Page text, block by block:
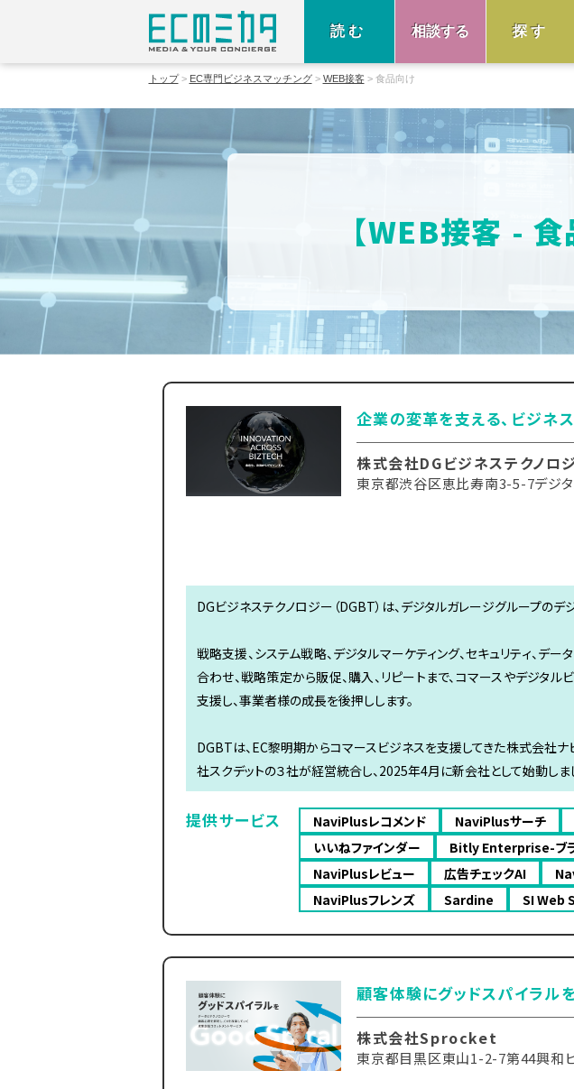
読む 相談する 探す
トップ EC専門ビジネスマッチング WEB接客 食品向け
【WEB接客 -
企業の変革を支える、ビジネ
株式会社DGビジネステクノロ
東京都渋谷区恵比寿南3-5-7デジ
DGビジネステクノロジー（DGBT）は、デジタルガレージグループのデ
戦略支援、システム戦略、デジタルマーケティング、セキュリティ、デ
合わせ、戦略策定から販促、購入、リピートまで、コマースやデジタ
支援し、事業者様の成長を後押しします。
DGBTは、EC黎明期からコマースビジネスを支援してきた株式会社ナ
社スクデットの３社が経営統合し、2025年4月に新会社として始動しま
提供サービス NaviPlusレコメンド NaviPlusサーチ
いいねファインダー
Bitly Enterprise-ブラ
NaviPlusレビュー
広告チェックAI
NaviPlusフレンズ
Sardine SI Web
顧客体験にグッドスパイラル
株式会社Sprocket
東京都目黒区東山1-2-7第44興和